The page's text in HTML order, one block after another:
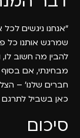
“אנחנו ניגשים
שמרגש אותנו כל
להבין מה חשוב
מבחינתי, אם בסוף
חברים שלנו’ –
כאן בשביל
סיכום